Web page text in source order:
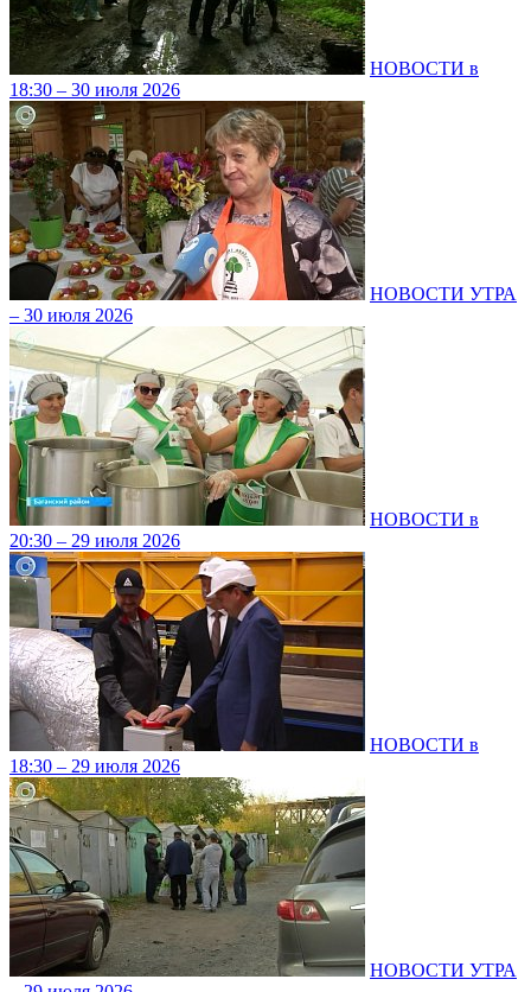
НОВОСТИ в
18:30 – 30 июля 2026
НОВОСТИ УТРА
– 30 июля 2026
НОВОСТИ в
20:30 – 29 июля 2026
НОВОСТИ в
18:30 – 29 июля 2026
НОВОСТИ УТРА